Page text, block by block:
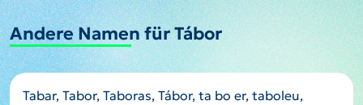
Andere Namen für Tábor
Tabar, Tabor, Taboras, Tábor, ta bo er, taboleu,